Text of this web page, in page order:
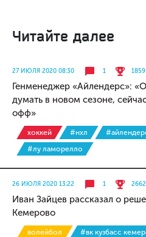
Читайте далее
27 ИЮЛЯ 2020 08:30 1 1859
Генменеджер «Айлендерс»:
думать в новом сезоне,
офф»
хоккей #нхл
#лу ламорелло
26 ИЮЛЯ 2020 13:22 1 2662
Иван Зайцев рассказал о
Кемерово
волейбол #вк кузбасс